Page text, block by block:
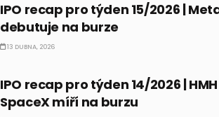
IPO recap pro týden 15/2026 |
debutuje na burze
13 DUBNA, 2026
IPO recap pro týden 14/2026 |
SpaceX míří na burzu